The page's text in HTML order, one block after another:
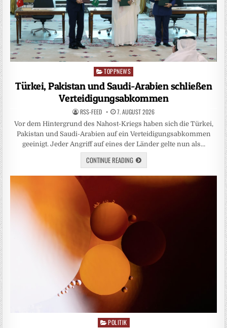
Posted
TOPPNEWS
Türkei, Pakistan und Saudi-Arabien schließen
Verteidigungsabkommen
RSS-FEED 7. AUGUST 2026
Vor dem Hintergrund des Nahost-Kriegs haben sich die Türkei,
Pakistan und Saudi-Arabien auf ein Verteidigungsabkommen
geeinigt. Jeder Angriff auf eines der Länder gelte nun als…
CONTINUE READING
Posted
POLITIK